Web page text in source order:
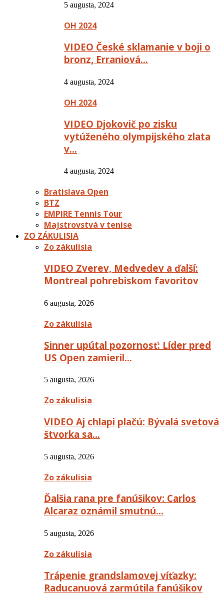
5 augusta, 2024
OH 2024
VIDEO České sklamanie v boji o
bronz, Erraniová…
4 augusta, 2024
OH 2024
VIDEO Djokovič po zisku
vytúženého olympijského zlata
v…
4 augusta, 2024
Bratislava Open
BTZ
EMPIRE Tennis Tour
Majstrovstvá v tenise
ZO ZÁKULISIA
Zo zákulisia
VIDEO Zverev, Medvedev a ďalší:
Montreal pohrebiskom favoritov
6 augusta, 2026
Zo zákulisia
Sinner upútal pozornosť: Líder pred
US Open zamieril…
5 augusta, 2026
Zo zákulisia
VIDEO Aj chlapi plačú: Bývalá svetová
štvorka sa…
5 augusta, 2026
Zo zákulisia
Ďalšia rana pre fanúšikov: Carlos
Alcaraz oznámil smutnú…
5 augusta, 2026
Zo zákulisia
Trápenie grandslamovej víťazky:
Raducanuová zarmútila fanúšikov